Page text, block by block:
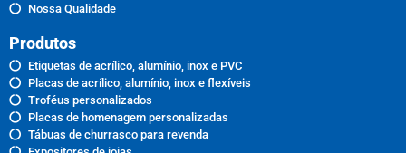
Nossa Qualidade
Produtos
Etiquetas de acrílico, alumínio, inox e PVC
Placas de acrílico, alumínio, inox e flexíveis
Troféus personalizados
Placas de homenagem personalizadas
Tábuas de churrasco para revenda